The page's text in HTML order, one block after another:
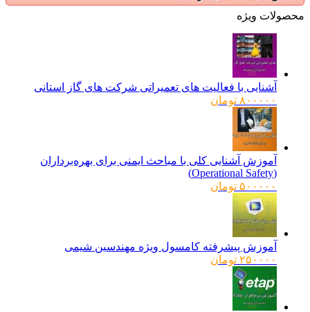
ویژه
آشنایی با فعالیت های تعمیراتی شرکت های گاز استانی
۸۰۰۰۰۰ تومان
آموزش آشنایی کلی با مباحث ایمنی برای بهره‌برداران
۵۰۰۰۰۰ تومان
آموزش پیشرفته کامسول ویژه مهندسین شیمی
۲۵۰۰۰۰ تومان